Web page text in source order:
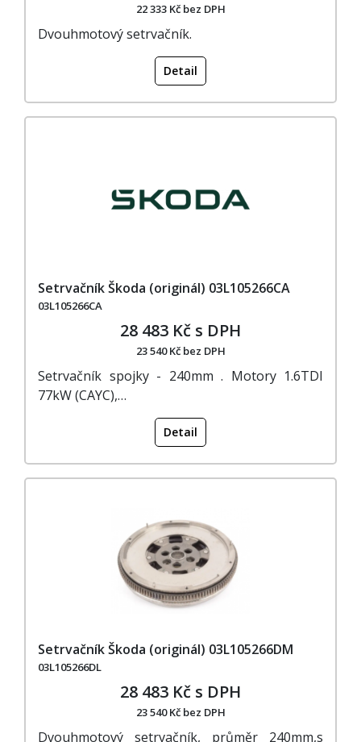
22 333 Kč bez DPH
Dvouhmotový setrvačník.
Detail
Setrvačník Škoda (originál) 03L105266CA
03L105266CA
28 483 Kč s DPH
23 540 Kč bez DPH
Setrvačník spojky - 240mm . Motory 1.6TDI
77kW (CAYC),…
Detail
Setrvačník Škoda (originál) 03L105266DM
03L105266DL
28 483 Kč s DPH
23 540 Kč bez DPH
Dvouhmotový setrvačník, průměr 240mm,s